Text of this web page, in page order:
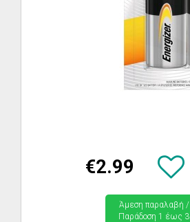
€2.99
Άμεση παραλαβή /
Παράδoση 1 έως 3